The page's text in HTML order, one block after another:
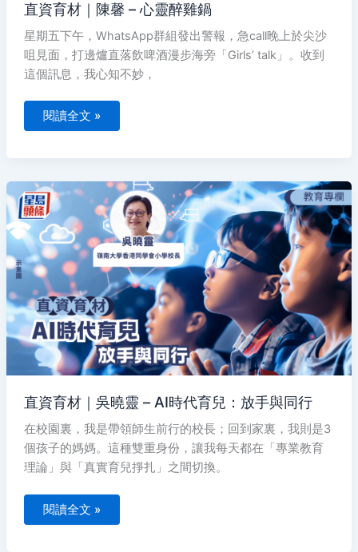
直資育材｜陳馨 – 心靈醉雞鍋
星期五下午，WhatsApp群組發出警報，急call晚上於尖沙
咀見面，打邊爐直落飲啤酒漫步海旁「Girls’ talk」。收到
這個訊息，我心知不妙，
閱讀全文 »
直資育材｜吳曉靈 – AI時代育兒：放手與同行
在校園裏，我是帶領師生前行的校長；回到家裏，我則是3
個孩子的媽媽。這種雙重身份，讓我每天都在「專業教育
理論」與「真實育兒掙扎」之間切換。
直
資
育
材
｜
吳
曉
靈
–
AI
時
代
育
兒：
放
手
與
同
閱讀全文 »